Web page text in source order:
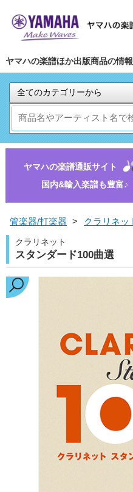
ヤマハの楽譜ほか出版商品の情報
ヤマハの楽譜通販サイト
国内&輸入楽譜も豊富♪
管楽器/打楽器 > クラリネッ
クラリネット
スタンダード100曲選